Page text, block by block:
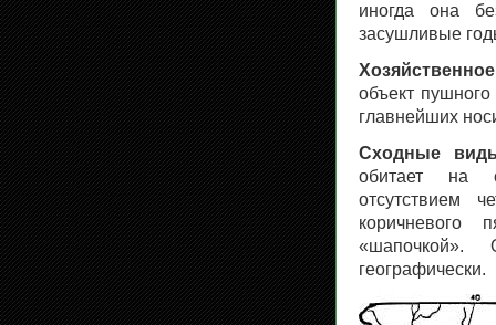
иногда она
засушливые
объект
главнейших
Сходные
обитает на
отсутствием
коричневого
«шапочкой».
географически.